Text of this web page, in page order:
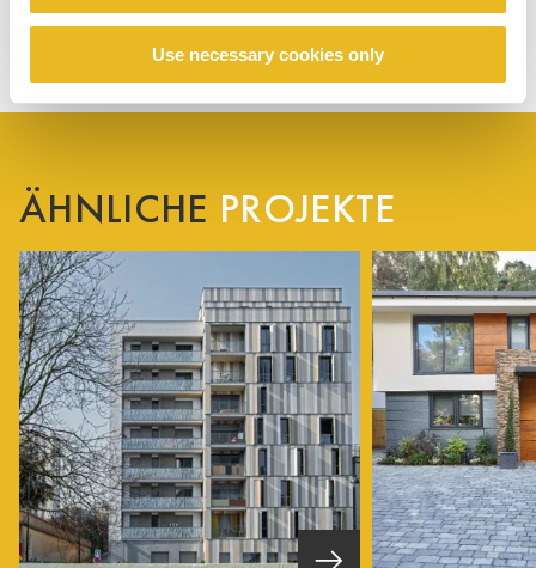
Use necessary cookies only
ÄHNLICHE PROJEKTE